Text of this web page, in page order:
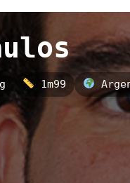
1m99